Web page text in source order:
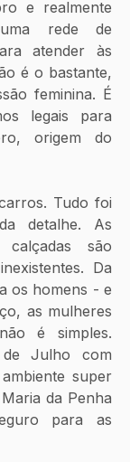
e realmente
rede de
atender às
é o bastante,
feminina. É
legais para
origem do
Tudo foi
detalhe. As
são
Da
os homens - e
as mulheres
é simples.
Julho com
super
da Penha
para as